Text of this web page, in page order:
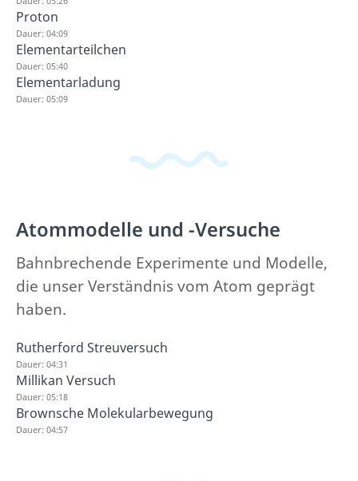
Proton
Dauer: 04:09
Elementarteilchen
Dauer: 05:40
Elementarladung
Dauer: 05:09
Atommodelle und -Versuche
Bahnbrechende Experimente und Modelle,
die unser Verständnis vom Atom geprägt
haben.
Rutherford Streuversuch
Dauer: 04:31
Millikan Versuch
Dauer: 05:18
Brownsche Molekularbewegung
Dauer: 04:57